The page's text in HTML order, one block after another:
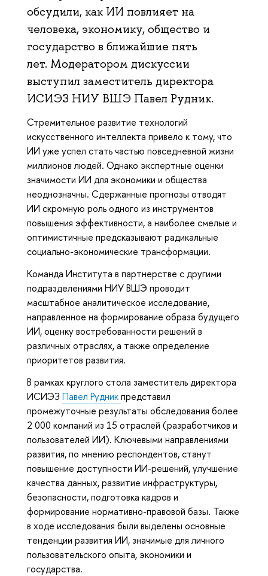
обсудили, как ИИ повлияет на
человека, экономику, общество и
государство в ближайшие пять
лет. Модератором дискуссии
выступил заместитель директора
ИСИЭЗ НИУ ВШЭ Павел Рудник.
Стремительное развитие технологий
искусственного интеллекта привело к тому, что
ИИ уже успел стать частью повседневной жизни
миллионов людей. Однако экспертные оценки
значимости ИИ для экономики и общества
неоднозначны. Сдержанные прогнозы отводят
ИИ скромную роль одного из инструментов
повышения эффективности, а наиболее смелые и
оптимистичные предсказывают радикальные
социально-экономические трансформации.
Команда Института в партнерстве с другими
подразделениями НИУ ВШЭ проводит
масштабное аналитическое исследование,
направленное на формирование образа будущего
ИИ, оценку востребованности решений в
различных отраслях, а также определение
приоритетов развития.
В рамках круглого стола заместитель директора
ИСИЭЗ Павел Рудникпредставил
промежуточные результаты обследования более
2 000 компаний из 15 отраслей (разработчиков и
пользователей ИИ). Ключевыми направлениями
развития, по мнению респондентов, станут
повышение доступности ИИ-решений, улучшение
качества данных, развитие инфраструктуры,
безопасности, подготовка кадров и
формирование нормативно-правовой базы. Также
в ходе исследования были выделены основные
тенденции развития ИИ, значимые для личного
пользовательского опыта, экономики и
государства.